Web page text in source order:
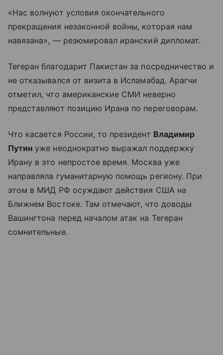
«Нас волнуют условия окончательного
прекращения незаконной войны, которая нам
навязана», — резюмировал иранский дипломат.
Тегеран благодарит Пакистан за посредничество и
не отказывался от визита в Исламабад. Арагчи
отметил, что американские СМИ неверно
представляют позицию Ирана по переговорам.
Что касается России, то президент Владимир
Путин уже неоднократно выражал поддержку
Ирану в это непростое время. Москва уже
направляла гуманитарную помощь региону. При
этом в МИД РФ осуждают действия США на
Ближнем Востоке. Там отмечают, что доводы
Вашингтона перед началом атак на Тегеран
сомнительные.